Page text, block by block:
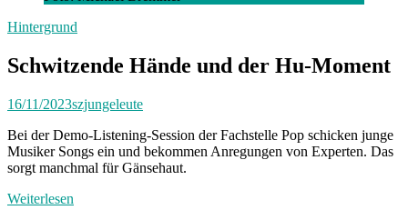
Hintergrund
Schwitzende Hände und der Hu-Moment
16/11/2023szjungeleute
Bei der Demo-Listening-Session der Fachstelle Pop schicken junge
Musiker Songs ein und bekommen Anregungen von Experten. Das
sorgt manchmal für Gänsehaut.
Weiterlesen